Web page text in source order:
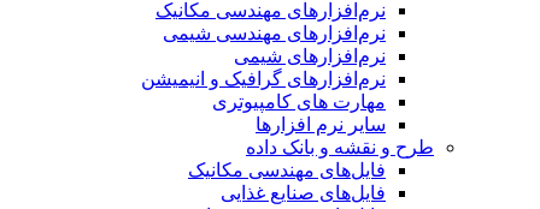
نرم‌افزارهای مهندسی مکانیک
نرم‌افزارهای مهندسی شیمی
نرم‌افزارهای شیمی
نرم‌افزارهای گرافیک و انیمیشن
مهارت های کامپیوتری
سایر نرم افزارها
طرح و نقشه و بانک داده
فایل‌های مهندسی مکانیک
فایل‌های صنایع غذایی